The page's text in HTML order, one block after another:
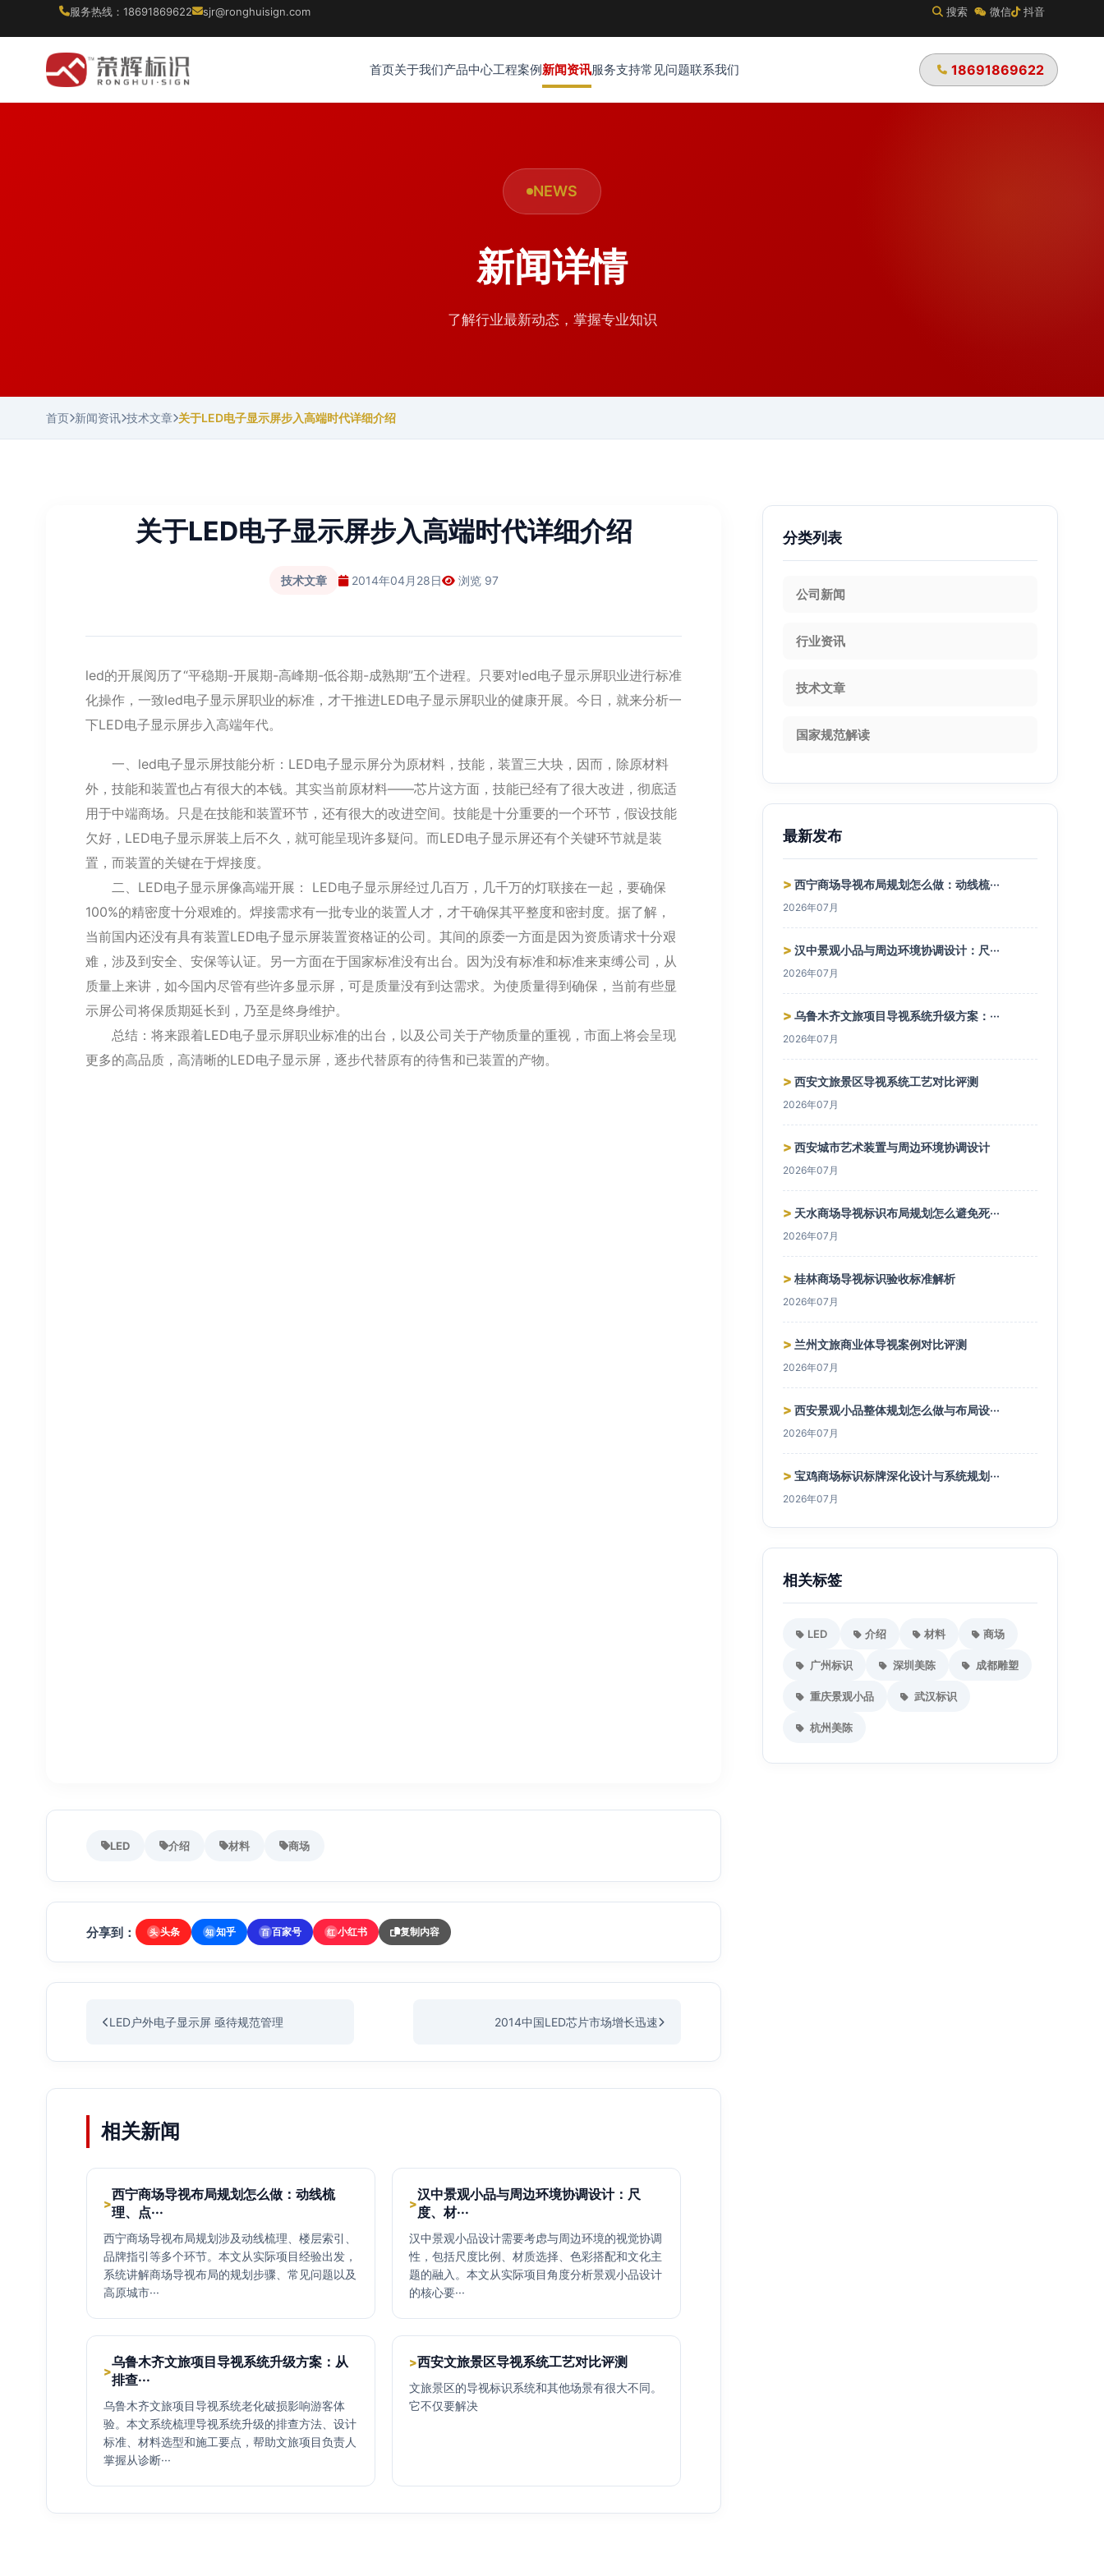
服务热线：18691869622 sjr@ronghuisign.com 搜索 微信 抖音
首页关于我们产品中心工程案例新闻资讯服务支持常见问题联系我们 18691869622
NEWS
新闻详情
了解行业最新动态，掌握专业知识
首页 新闻资讯 技术文章 关于LED电子显示屏步入高端时代详细介绍
关于LED电子显示屏步入高端时代详细介绍
技术文章 2014年04月28日 浏览 97
led的开展阅历了“平稳期-开展期-高峰期-低谷期-成熟期”五个进程。只要对led电子显示屏职业进行标准
化操作，一致led电子显示屏职业的标准，才干推进LED电子显示屏职业的健康开展。今日，就来分析一
下LED电子显示屏步入高端年代。
一、led电子显示屏技能分析：LED电子显示屏分为原材料，技能，装置三大块，因而，除原材料
外，技能和装置也占有很大的本钱。其实当前原材料——芯片这方面，技能已经有了很大改进，彻底适
用于中端商场。只是在技能和装置环节，还有很大的改进空间。技能是十分重要的一个环节，假设技能
欠好，LED电子显示屏装上后不久，就可能呈现许多疑问。而LED电子显示屏还有个关键环节就是装
置，而装置的关键在于焊接度。
二、LED电子显示屏像高端开展： LED电子显示屏经过几百万，几千万的灯联接在一起，要确保
100%的精密度十分艰难的。焊接需求有一批专业的装置人才，才干确保其平整度和密封度。据了解，
当前国内还没有具有装置LED电子显示屏装置资格证的公司。其间的原委一方面是因为资质请求十分艰
难，涉及到安全、安保等认证。另一方面在于国家标准没有出台。因为没有标准和标准来束缚公司，从
质量上来讲，如今国内尽管有些许多显示屏，可是质量没有到达需求。为使质量得到确保，当前有些显
示屏公司将保质期延长到，乃至是终身维护。
总结：将来跟着LED电子显示屏职业标准的出台，以及公司关于产物质量的重视，市面上将会呈现
更多的高品质，高清晰的LED电子显示屏，逐步代替原有的待售和已装置的产物。
分类列表
公司新闻
行业资讯
技术文章
国家规范解读
最新发布
> 西宁商场导视布局规划怎么做：动线梳···
2026年07月
> 汉中景观小品与周边环境协调设计：尺···
2026年07月
> 乌鲁木齐文旅项目导视系统升级方案：···
2026年07月
> 西安文旅景区导视系统工艺对比评测
2026年07月
> 西安城市艺术装置与周边环境协调设计
2026年07月
> 天水商场导视标识布局规划怎么避免死···
2026年07月
> 桂林商场导视标识验收标准解析
2026年07月
> 兰州文旅商业体导视案例对比评测
2026年07月
> 西安景观小品整体规划怎么做与布局设···
2026年07月
> 宝鸡商场标识标牌深化设计与系统规划···
2026年07月
相关标签
LED 介绍 材料 商场
广州标识 深圳美陈 成都雕塑
重庆景观小品 武汉标识
杭州美陈
LED 介绍 材料 商场
分享到： 头 头条 知 知乎 百 百家号 红 小红书 复制内容
LED户外电子显示屏 亟待规范管理 2014中国LED芯片市场增长迅速
相关新闻
>
西宁商场导视布局规划怎么做：动线梳
理、点···
西宁商场导视布局规划涉及动线梳理、楼层索引、
品牌指引等多个环节。本文从实际项目经验出发，
系统讲解商场导视布局的规划步骤、常见问题以及
高原城市···
>
汉中景观小品与周边环境协调设计：尺
度、材···
汉中景观小品设计需要考虑与周边环境的视觉协调
性，包括尺度比例、材质选择、色彩搭配和文化主
题的融入。本文从实际项目角度分析景观小品设计
的核心要···
>
乌鲁木齐文旅项目导视系统升级方案：从
排查···
乌鲁木齐文旅项目导视系统老化破损影响游客体
验。本文系统梳理导视系统升级的排查方法、设计
标准、材料选型和施工要点，帮助文旅项目负责人
掌握从诊断···
>西安文旅景区导视系统工艺对比评测
文旅景区的导视标识系统和其他场景有很大不同。
它不仅要解决